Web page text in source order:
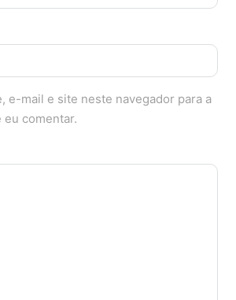
e-mail e site neste navegador para a
eu comentar.